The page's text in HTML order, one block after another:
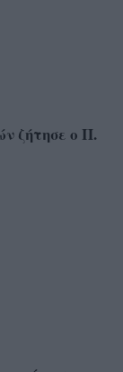
ζήτησε ο Π.